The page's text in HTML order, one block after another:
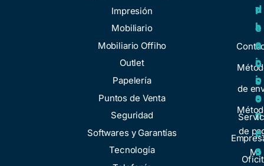
Impresión
Mobiliario
Mobiliario Offiho
Outlet
Papelería
Puntos de Venta
Seguridad
Softwares y Garantías
Tecnología
d
a
de
de
Mi
r
e
n
o
s
o
t
r
o
u
l
a
c
i
o
n
e
s
v
i
c
i
o
s